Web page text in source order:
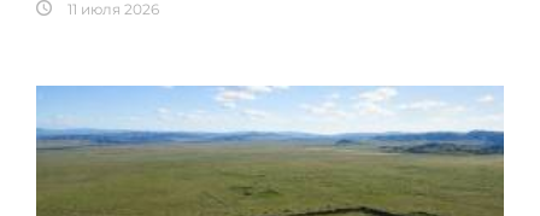
11 июля 2026